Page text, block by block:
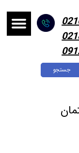
جستجو